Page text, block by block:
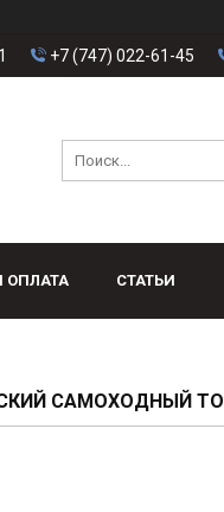
+7 (747) 022-61-45
ОПЛАТА СТАТЬИ
САМОХОДНЫЙ TOR